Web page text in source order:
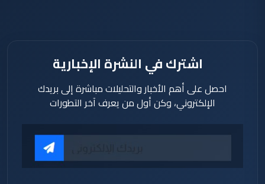
اشترك في النشرة الإخبارية
احصل على أهم الأخبار والتحليلات مباشرة إلى بريدك
الإلكتروني، وكن أول من يعرف آخر التطورات